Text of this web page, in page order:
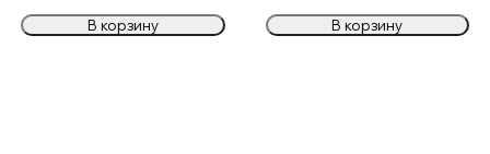
В корзину В корзину